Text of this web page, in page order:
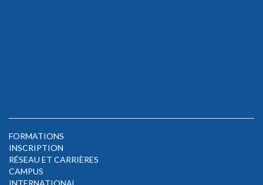
FORMATIONS
INSCRIPTION
RÉSEAU ET CARRIÈRES
CAMPUS